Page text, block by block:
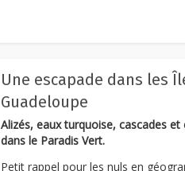
Une escapade dans les
Guadeloupe
Alizés, eaux turquoise, cascades et
dans le Paradis Vert.
Petit rappel pour les nuls en